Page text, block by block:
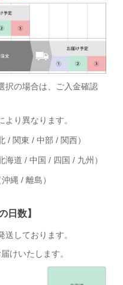
択の場合は、ご入金確認
り異なります。
/ 関東 / 中部 / 関西）
道 / 中国 / 四国 / 九州）
縄 / 離島）
日数】
しております。
けいたします。